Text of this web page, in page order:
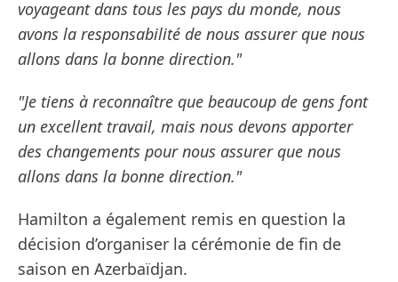
voyageant dans tous les pays du monde, nous
avons la responsabilité de nous assurer que nous
allons dans la bonne direction."
"Je tiens à reconnaître que beaucoup de gens font
un excellent travail, mais nous devons apporter
des changements pour nous assurer que nous
allons dans la bonne direction."
Hamilton a également remis en question la
décision d’organiser la cérémonie de fin de
saison en Azerbaïdjan.